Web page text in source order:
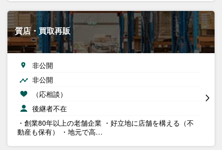
質店・買取再販
非公開
非公開
（応相談）
後継者不在
・創業80年以上の老舗企業 ・好立地に店舗を構える（不
動産も保有） ・地元で高…